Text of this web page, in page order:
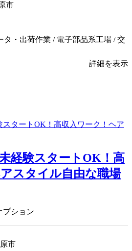
市
タ・出荷作業 / 電子部品系工場 / 交
詳細を表示
未経験スタートOK！高
スタイル自由な職場
プション
市